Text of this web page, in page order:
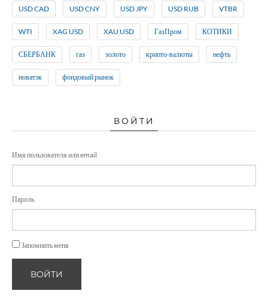
USD CAD USD CNY USD JPY USD RUB VTBR
WTI XAG USD XAU USD ГазПром КОТИКИ
СБЕРБАНК газ золото крипто-валюты нефть
новатэк фондовый рынок
ВОЙТИ
Имя пользователя или email
Пароль
Запомнить меня
ВОЙТИ